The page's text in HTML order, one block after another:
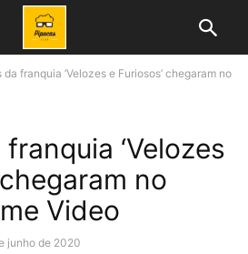
da franquia ‘Velozes e Furiosos’ chegaram no
‘Velozes
no
Video
junho de 2020